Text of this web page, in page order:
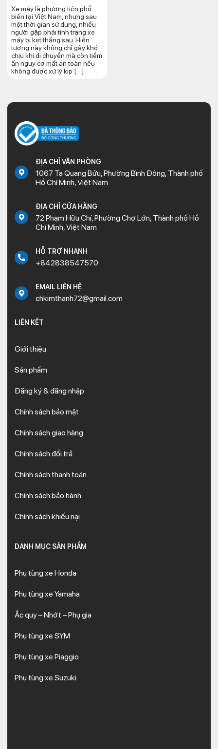
Xe máy là phương tiện phổ
biến tại Việt Nam, nhưng sau
một thời gian sử dụng, nhiều
người gặp phải tình trạng xe
máy bị kẹt thắng sau. Hiện
tượng này không chỉ gây khó
chịu khi di chuyển mà còn tiềm
ẩn nguy cơ mất an toàn nếu
không được xử lý kịp […]
ĐỊA CHỈ VĂN PHÒNG
1067 Tạ Quang Bửu, Phường Bình Đông, Thành phố
Hồ Chí Minh, Việt Nam
ĐỊA CHỈ CỬA HÀNG
72 Phạm Hữu Chí, Phường Chợ Lớn, Thành phố Hồ
Chí Minh, Việt Nam
HỖ TRỢ NHANH
+842838547570
EMAIL LIÊN HỆ
chkimthanh72@gmail.com
LIÊN KẾT
Giới thiệu
Sản phẩm
Đăng ký & đăng nhập
Chính sách bảo mật
Chính sách giao hàng
Chính sách đổi trả
Chính sách thanh toán
Chính sách bảo hành
Chính sách khiếu nại
DANH MỤC SẢN PHẨM
Phụ tùng xe Honda
Phụ tùng xe Yamaha
Ắc quy – Nhớt – Phụ gia
Phụ tùng xe SYM
Phụ tùng xe Piaggio
Phụ tùng xe Suzuki